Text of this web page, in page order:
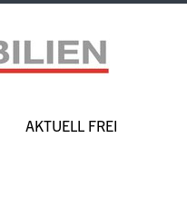
AKTUELL FREI